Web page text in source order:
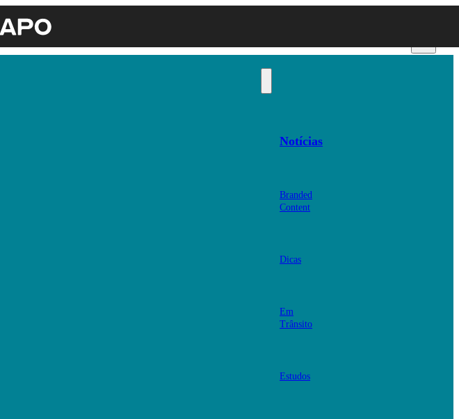
Notícias
Branded
Content
Dicas
Em
Trânsito
Estudos